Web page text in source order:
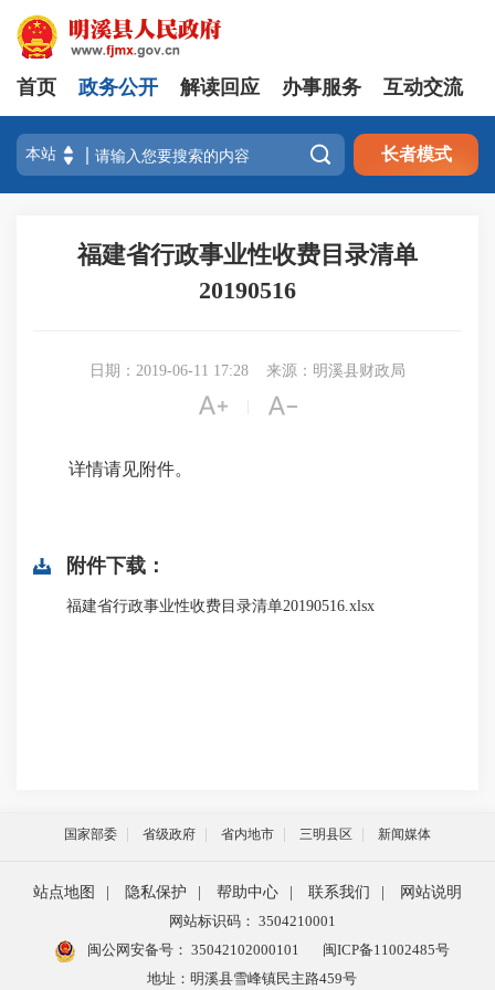
首页 政务公开 解读回应 办事服务 互动交流
 长者模式
福建省行政事业性收费目录清单
20190516
日期：2019-06-11 17:28 来源：明溪县财政局
 
详情请见附件。
附件下载：
福建省行政事业性收费目录清单20190516.xlsx
国家部委 省级政府 省内地市 三明县区 新闻媒体
站点地图 隐私保护 帮助中心 联系我们
网站说明
网站标识码： 3504210001
闽公网安备号： 35042102000101
闽ICP备11002485号
地址：明溪县雪峰镇民主路459号